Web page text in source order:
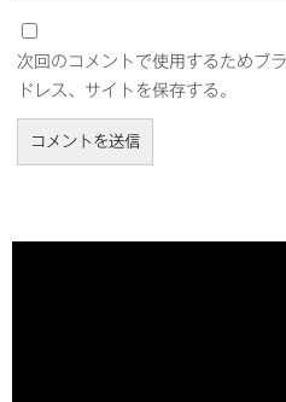
次回のコメントで使用するためブ
ドレス、サイトを保存する。